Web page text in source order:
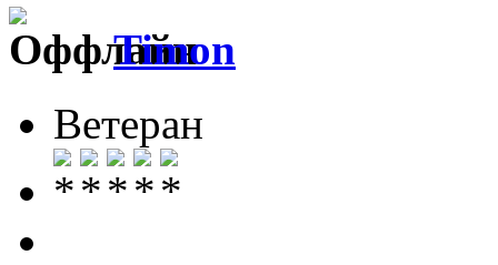
Timon
Ветеран